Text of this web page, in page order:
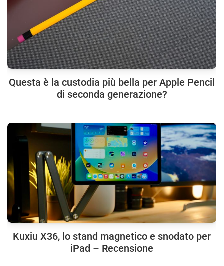
Questa è la custodia più bella per Apple Pencil
di seconda generazione?
Kuxiu X36, lo stand magnetico e snodato per
iPad – Recensione